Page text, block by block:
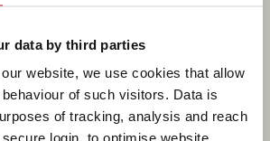
data by third parties
website, we use cookies that allow
of such visitors. Data is
of tracking, analysis and reach
login, to optimise website